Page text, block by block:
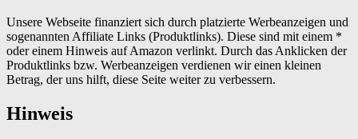
Unsere Webseite finanziert sich durch platzierte Werbeanzeigen und
sogenannten Affiliate Links (Produktlinks). Diese sind mit einem *
oder einem Hinweis auf Amazon verlinkt. Durch das Anklicken der
Produktlinks bzw. Werbeanzeigen verdienen wir einen kleinen
Betrag, der uns hilft, diese Seite weiter zu verbessern.
Hinweis